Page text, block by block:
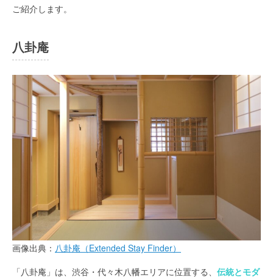
ご紹介します。
八卦庵
画像出典： 八卦庵（Extended Stay Finder）
「八卦庵」は、渋谷・代々木八幡エリアに位置する、 伝統とモダ